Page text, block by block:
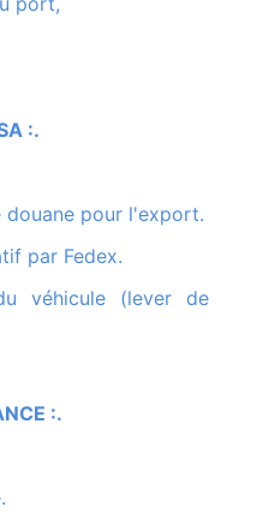
:.
douane pour l'export.
par Fedex.
:.